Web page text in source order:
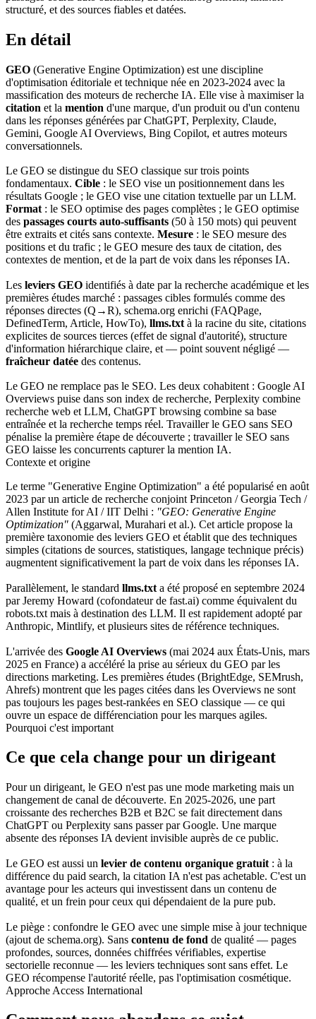
structuré, et des sources fiables et datées.
En détail
GEO (Generative Engine Optimization) est une discipline
d'optimisation éditoriale et technique née en 2023-2024 avec la
massification des moteurs de recherche IA. Elle vise à maximiser la
citation et la mention d'une marque, d'un produit ou d'un contenu
dans les réponses générées par ChatGPT, Perplexity, Claude,
Gemini, Google AI Overviews, Bing Copilot, et autres moteurs
conversationnels.
Le GEO se distingue du SEO classique sur trois points
fondamentaux. Cible : le SEO vise un positionnement dans les
résultats Google ; le GEO vise une citation textuelle par un LLM.
Format : le SEO optimise des pages complètes ; le GEO optimise
des passages courts auto-suffisants (50 à 150 mots) qui peuvent
être extraits et cités sans contexte. Mesure : le SEO mesure des
positions et du trafic ; le GEO mesure des taux de citation, des
contextes de mention, et de la part de voix dans les réponses IA.
Les leviers GEO identifiés à date par la recherche académique et les
premières études marché : passages cibles formulés comme des
réponses directes (Q→R), schema.org enrichi (FAQPage,
DefinedTerm, Article, HowTo), llms.txt à la racine du site, citations
explicites de sources tierces (effet de signal d'autorité), structure
d'information hiérarchique claire, et — point souvent négligé —
fraîcheur datée des contenus.
Le GEO ne remplace pas le SEO. Les deux cohabitent : Google AI
Overviews puise dans son index de recherche, Perplexity combine
recherche web et LLM, ChatGPT browsing combine sa base
entraînée et la recherche temps réel. Travailler le GEO sans SEO
pénalise la première étape de découverte ; travailler le SEO sans
GEO laisse les concurrents capturer la mention IA.
Contexte et origine
Le terme "Generative Engine Optimization" a été popularisé en août
2023 par un article de recherche conjoint Princeton / Georgia Tech /
Allen Institute for AI / IIT Delhi : "GEO: Generative Engine
Optimization" (Aggarwal, Murahari et al.). Cet article propose la
première taxonomie des leviers GEO et établit que des techniques
simples (citations de sources, statistiques, langage technique précis)
augmentent significativement la part de voix dans les réponses IA.
Parallèlement, le standard llms.txt a été proposé en septembre 2024
par Jeremy Howard (cofondateur de fast.ai) comme équivalent du
robots.txt mais à destination des LLM. Il est rapidement adopté par
Anthropic, Mintlify, et plusieurs sites de référence techniques.
L'arrivée des Google AI Overviews (mai 2024 aux États-Unis, mars
2025 en France) a accéléré la prise au sérieux du GEO par les
directions marketing. Les premières études (BrightEdge, SEMrush,
Ahrefs) montrent que les pages citées dans les Overviews ne sont
pas toujours les pages best-rankées en SEO classique — ce qui
ouvre un espace de différenciation pour les marques agiles.
Pourquoi c'est important
Ce que cela change pour un dirigeant
Pour un dirigeant, le GEO n'est pas une mode marketing mais un
changement de canal de découverte. En 2025-2026, une part
croissante des recherches B2B et B2C se fait directement dans
ChatGPT ou Perplexity sans passer par Google. Une marque
absente des réponses IA devient invisible auprès de ce public.
Le GEO est aussi un levier de contenu organique gratuit : à la
différence du paid search, la citation IA n'est pas achetable. C'est un
avantage pour les acteurs qui investissent dans un contenu de
qualité, et un frein pour ceux qui dépendaient de la pure pub.
Le piège : confondre le GEO avec une simple mise à jour technique
(ajout de schema.org). Sans contenu de fond de qualité — pages
profondes, sources, données chiffrées vérifiables, expertise
sectorielle reconnue — les leviers techniques sont sans effet. Le
GEO récompense l'autorité réelle, pas l'optimisation cosmétique.
Approche Access International